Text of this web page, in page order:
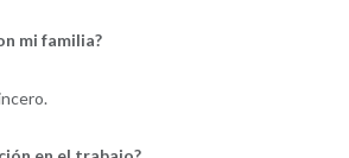
mi familia?